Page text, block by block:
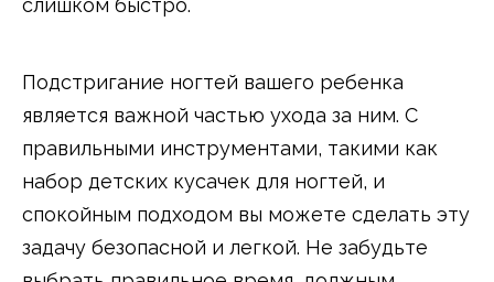
слишком быстро.
Подстригание ногтей вашего ребенка
является важной частью ухода за ним. С
правильными инструментами, такими как
набор детских кусачек для ногтей, и
спокойным подходом вы можете сделать эту
задачу безопасной и легкой. Не забудьте